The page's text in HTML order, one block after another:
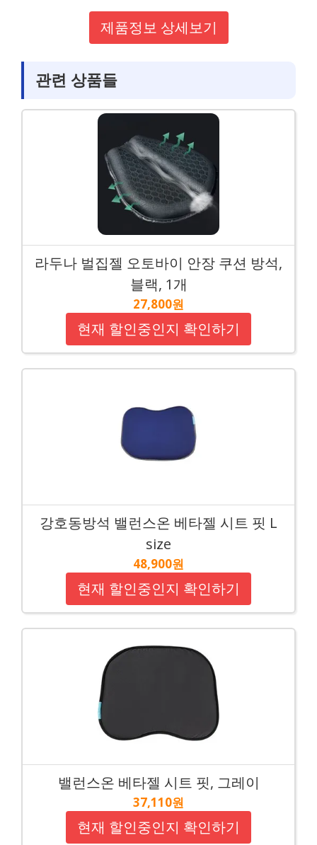
제품정보 상세보기
관련 상품들
라두나 벌집젤 오토바이 안장 쿠션 방석,
블랙, 1개
27,800원
현재 할인중인지 확인하기
강호동방석 밸런스온 베타젤 시트 핏 L
size
48,900원
현재 할인중인지 확인하기
밸런스온 베타젤 시트 핏, 그레이
37,110원
현재 할인중인지 확인하기